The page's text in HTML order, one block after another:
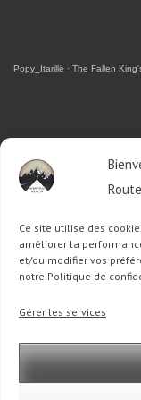
Route
Ce site utilise des
améliorer la
et/ou modifier vos
notre Politique de
Gérer les services
Popy_Itarillë · The Fallen
RETROUVEZ-MOI
OU SUR TWITTER
Follow
: